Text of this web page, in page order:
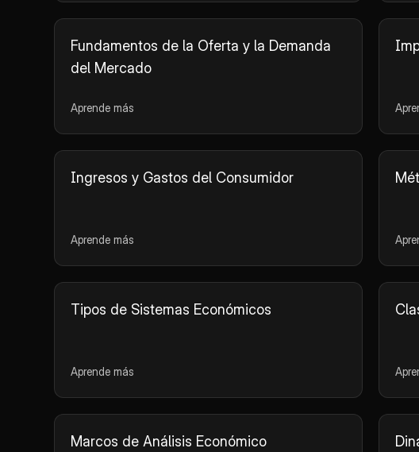
Fundamentos de la Oferta y la Demanda
del Mercado
Aprende más
Ingresos y Gastos del Consumidor
Aprende más
Tipos de Sistemas Económicos
Aprende más
Marcos de Análisis Económico